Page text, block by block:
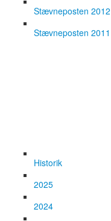
Stævneposten 2012
Stævneposten 2011
Historik
2025
2024